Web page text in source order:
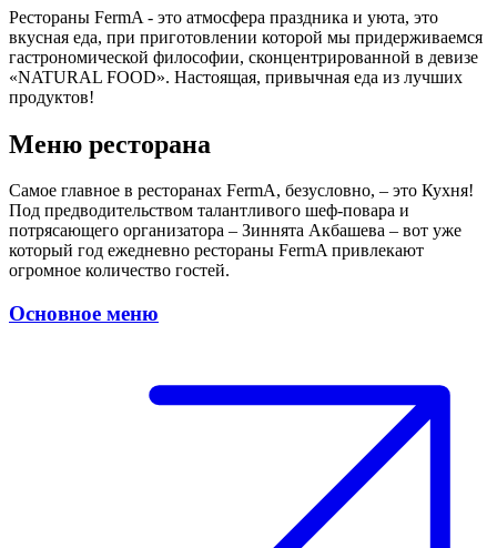
Рестораны FermA - это атмосфера праздника и уюта, это
вкусная еда, при приготовлении которой мы придерживаемся
гастрономической философии, сконцентрированной в девизе
«NATURAL FOOD». Настоящая, привычная еда из лучших
продуктов!
Меню ресторана
Самое главное в ресторанах FermA, безусловно, – это Кухня!
Под предводительством талантливого шеф-повара и
потрясающего организатора – Зиннята Акбашева – вот уже
который год ежедневно рестораны FermA привлекают
огромное количество гостей.
Основное меню